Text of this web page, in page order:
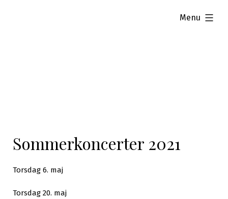
Menu
expanded
Sommerkoncerter 2021
Torsdag 6. maj
Torsdag 20. maj